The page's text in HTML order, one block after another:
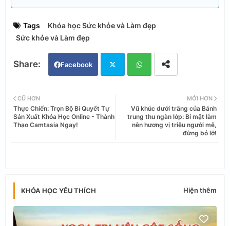
Tags
Khóa học Sức khỏe và Làm đẹp
Sức khỏe và Làm đẹp
Facebook
tter ats
MỚI HƠN
Vũ khúc dưới trăng của Bánh
trung thu ngàn lớp: Bí mật làm
nên hương vị triệu người mê,
đừng bỏ lỡ!
CŨ HƠN
Thực Chiến: Trọn Bộ Bí Quyết Tự
Sản Xuất Khóa Học Online - Thành
Thạo Camtasia Ngay!
KHÓA HỌC YÊU THÍCH Hiện thêm